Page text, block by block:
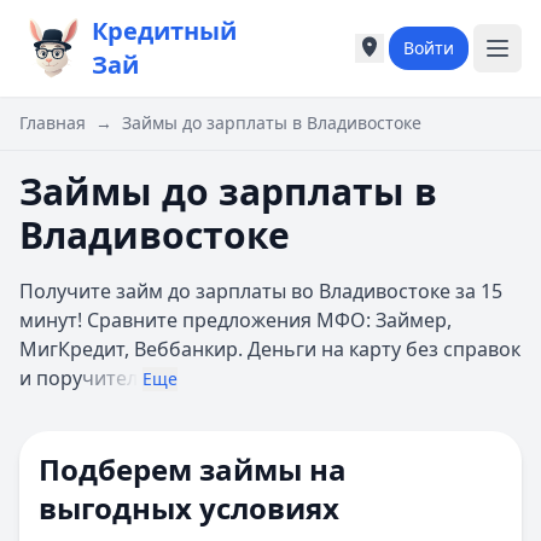
Кредитный
Зай
Города России
Москва
Казань
Б
Барнаул
Белгород
Города России
Москва
Казань
Б
Барнаул
Белгород
Войти
Главная → Займы до зарплаты в Владивостоке
Займы до зарплаты в
Владивостоке
Получите займ до зарплаты во Владивостоке за 15
минут! Сравните предложения МФО: Займер,
МигКредит, Веббанкир. Деньги на карту без справок
и поручител Еще
Подберем займы на
выгодных условиях